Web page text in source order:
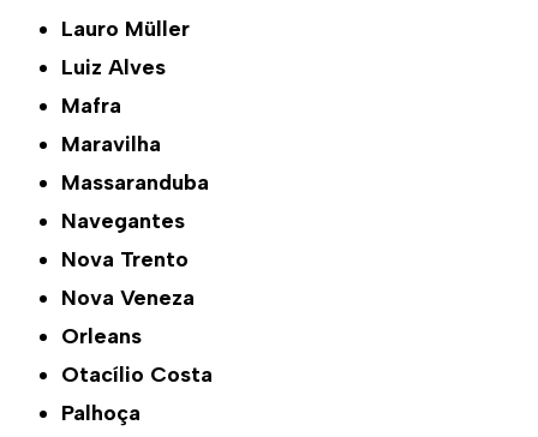
Lauro Müller
Luiz Alves
Mafra
Maravilha
Massaranduba
Navegantes
Nova Trento
Nova Veneza
Orleans
Otacílio Costa
Palhoça